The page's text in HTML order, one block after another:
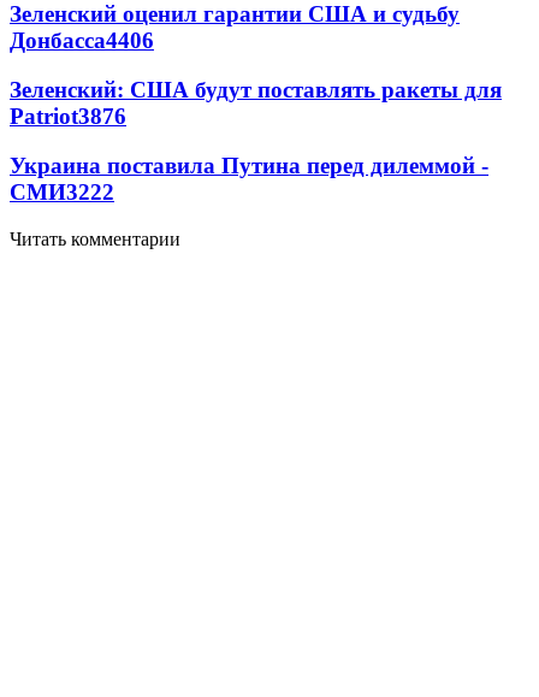
Зеленский оценил гарантии США и судьбу
Донбасса4406
Зеленский: США будут поставлять ракеты для
Patriot3876
Украина поставила Путина перед дилеммой -
СМИ3222
Читать комментарии